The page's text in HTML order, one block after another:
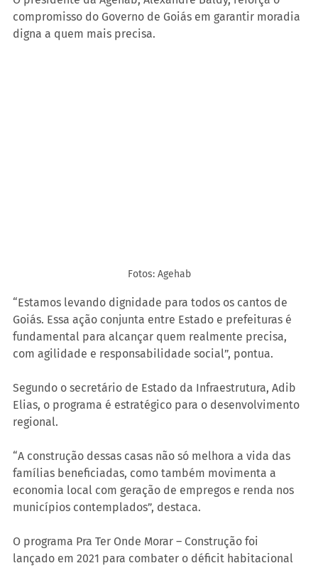
compromisso do Governo de Goiás em garantir moradia
digna a quem mais precisa.
Fotos: Agehab
“Estamos levando dignidade para todos os cantos de
Goiás. Essa ação conjunta entre Estado e prefeituras é
fundamental para alcançar quem realmente precisa,
com agilidade e responsabilidade social”, pontua.
Segundo o secretário de Estado da Infraestrutura, Adib
Elias, o programa é estratégico para o desenvolvimento
regional.
“A construção dessas casas não só melhora a vida das
famílias beneficiadas, como também movimenta a
economia local com geração de empregos e renda nos
municípios contemplados”, destaca.
O programa Pra Ter Onde Morar – Construção foi
lançado em 2021 para combater o déficit habitacional